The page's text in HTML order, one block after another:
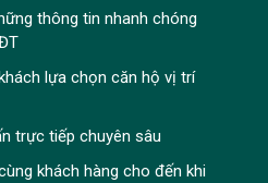
thông tin nhanh chóng
lựa chọn căn hộ vị trí
trực tiếp chuyên sâu
khách hàng cho đến khi